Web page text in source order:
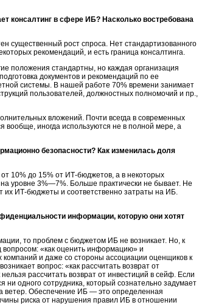
консалтинг в сфере ИБ? Насколько востребована
существенный рост спроса. Нет стандартизованного
рекомендаций, и есть граница консалтинга.
положения стандартны, но каждая организация
документов и рекомендаций по ее
системы. В нашей работе 70% времени занимает
пользователей, должностных полномочий и пр.,
вложений. Почти всегда в современных
вообще, иногда используются не в полной мере, а
безопасности? Как изменилась доля
10% до 15% от ИТ-бюджетов, а в некоторых
уровне 3%—7%. Больше практически не бывает. Не
их ИТ-бюджеты и соответственно затраты на ИБ.
информации, которую они хотят
то проблем с бюджетом ИБ не возникает. Но, к
вопросом: «как оценить информацию» и
и даже со стороны ассоциации оценщиков к
вопрос: «как рассчитать возврат от
рассчитать возврат от инвестиций в сейф. Если
одного сотрудника, который сознательно задумает
ветер. Обеспечение ИБ — это определенная
риска от нарушения правил ИБ в отношении